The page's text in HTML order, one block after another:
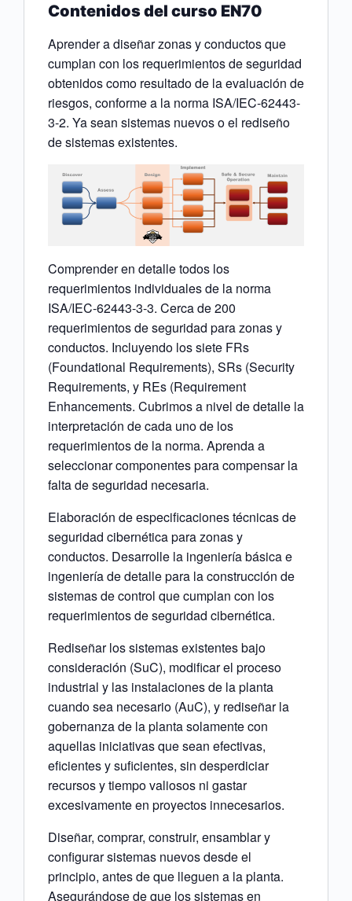
Contenidos del curso EN70
Aprender a diseñar zonas y conductos que
cumplan con los requerimientos de seguridad
obtenidos como resultado de la evaluación de
riesgos, conforme a la norma ISA/IEC-62443-
3-2. Ya sean sistemas nuevos o el rediseño
de sistemas existentes.
Comprender en detalle todos los
requerimientos individuales de la norma
ISA/IEC-62443-3-3. Cerca de 200
requerimientos de seguridad para zonas y
conductos. Incluyendo los siete FRs
(Foundational Requirements), SRs (Security
Requirements, y REs (Requirement
Enhancements. Cubrimos a nivel de detalle la
interpretación de cada uno de los
requerimientos de la norma. Aprenda a
seleccionar componentes para compensar la
falta de seguridad necesaria.
Elaboración de especificaciones técnicas de
seguridad cibernética para zonas y
conductos. Desarrolle la ingeniería básica e
ingeniería de detalle para la construcción de
sistemas de control que cumplan con los
requerimientos de seguridad cibernética.
Rediseñar los sistemas existentes bajo
consideración (SuC), modificar el proceso
industrial y las instalaciones de la planta
cuando sea necesario (AuC), y rediseñar la
gobernanza de la planta solamente con
aquellas iniciativas que sean efectivas,
eficientes y suficientes, sin desperdiciar
recursos y tiempo valiosos ni gastar
excesivamente en proyectos innecesarios.
Diseñar, comprar, construir, ensamblar y
configurar sistemas nuevos desde el
principio, antes de que lleguen a la planta.
Asegurándose de que los sistemas en